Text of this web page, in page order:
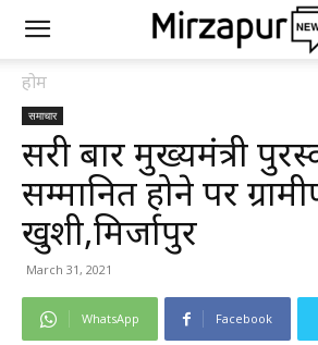
होम
समाचार
दूसरी बार मुख्यमंत्री
सम्मानित होने पर
खुशी,मिर्जापुर
March 31, 2021
WhatsApp Facebook